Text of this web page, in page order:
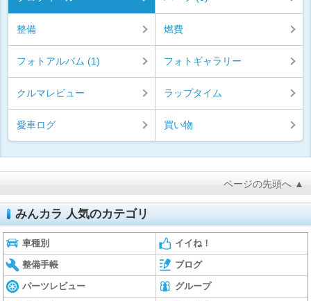
整備 燃費
フォトアルバム (1) フォトギャラリー
クルマレビュー ラップタイム
愛車ログ 買い物
ページの先頭へ ▲
みんカラ 人気のカテゴリ
車種別 イイね！
整備手帳 ブログ
パーツレビュー グループ